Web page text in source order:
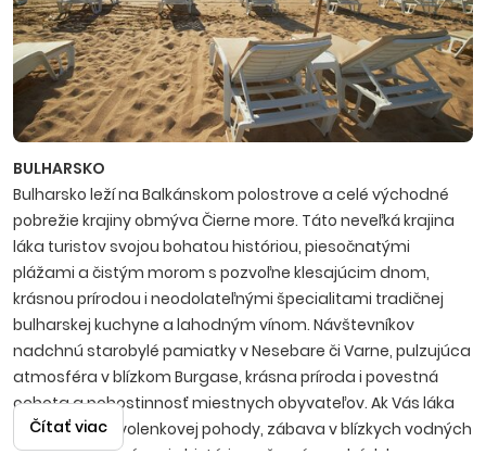
BULHARSKO
Bulharsko leží na Balkánskom polostrove a celé východné
pobrežie krajiny obmýva Čierne more. Táto neveľká krajina
láka turistov svojou bohatou históriou, piesočnatými
plážami a čistým morom s pozvoľne klesajúcim dnom,
krásnou prírodou i neodolateľnými špecialitami tradičnej
bulharskej kuchyne a lahodným vínom. Návštevníkov
nadchnú starobylé pamiatky v Nesebare či Varne, pulzujúca
atmosféra v blízkom Burgase, krásna príroda i povestná
ochota a pohostinnosť miestnych obyvateľov. Ak Vás láka
predstava dovolenkovej pohody, zábava v blízkych vodných
parkoch, spoznávanie histórie, večerné prechádzky po
Čítať viac